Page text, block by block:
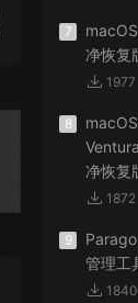
7
净恢复
1977
8
macOS
净恢复
1872
9
管理工
1840